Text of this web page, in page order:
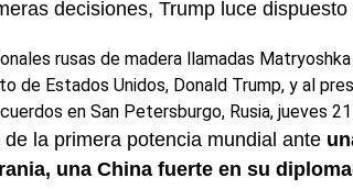
decisiones, Trump luce
rusas de madera llamadas
de Estados Unidos, Donald Trump, y al
en San Petersburgo, Rusia, jueves
la primera potencia mundial ante
una China fuerte en su